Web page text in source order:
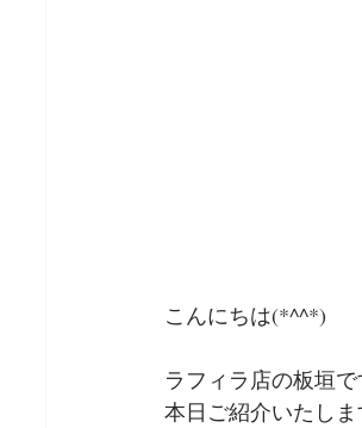
こんにちは(*^^*)
ラフィラ店の板垣
本日ご紹介いたし